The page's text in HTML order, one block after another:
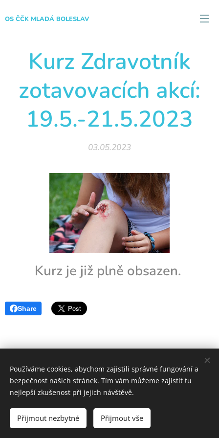
OS ČČK MLADÁ BOLESLAV
Kurz Zdravotník
zotavovacích akcí:
19.5.-21.5.2023
03.05.2023
Kurz je již plně obsazen.
Share
OS ČČK Mladá Boleslav
Vytvořeno službou Webnode
Používáme cookies, abychom zajistili správné fungování a
bezpečnost našich stránek. Tím vám můžeme zajistit tu
nejlepší zkušenost při jejich návštěvě.
Přijmout nezbytné Přijmout vše